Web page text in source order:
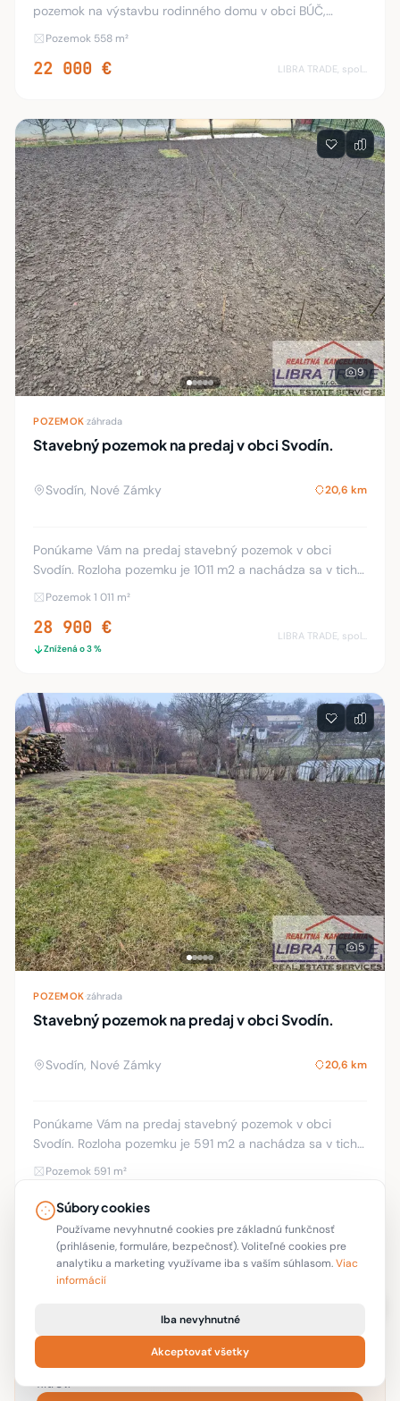
pozemok na výstavbu rodinného domu v obci BÚČ,
Pozemok 558 m²
22 000 €
9
POZEMOK záhrada
Stavebný pozemok na predaj v obci Svodín.
Svodín, Nové Zámky 20,6 km
Ponúkame Vám na predaj stavebný pozemok v obci
Svodín. Rozloha pozemku je 1011 m2 a nachádza sa v tichej
uličke neďaleko centra. Pozemok je priestranný, slnečný
Pozemok 1 011 m²
28 900 €
Znížená o 3 %
5
POZEMOK záhrada
Stavebný pozemok na predaj v obci Svodín.
Svodín, Nové Zámky 20,6 km
Ponúkame Vám na predaj stavebný pozemok v obci
Svodín. Rozloha pozemku je 591 m2 a nachádza sa v tichej
uličke neďaleko centra. Pozemok je priestranný, slnečný
Pozemok 591 m²
13 990 €
Znížená o 7 %
Strážny pes
Dostávajte emailom nové inzeráty podľa aktuálnych
filtrov.
Súbory cookies
Používame nevyhnutné cookies pre základnú funkčnosť
(prihlásenie, formuláre, bezpečnosť). Voliteľné cookies pre
analytiku a marketing využívame iba s vaším súhlasom.Viac
informácií
Iba nevyhnutné
Akceptovať všetky